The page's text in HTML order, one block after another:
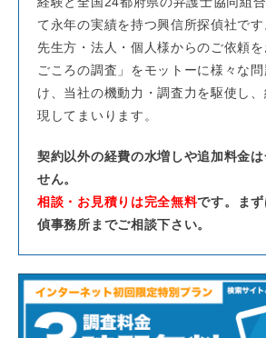
て永年の実績を持つ興信所探偵社で
先生方・法人・個人様からのご依頼を
ごころの調査」をモットーに様々な
け、当社の機動力・調査力を駆使し
現してまいります。
契約以外の経費の水増しや追加料金は
せん。
相談・お見積りは完全無料です。ま
偵事務所までご相談下さい。